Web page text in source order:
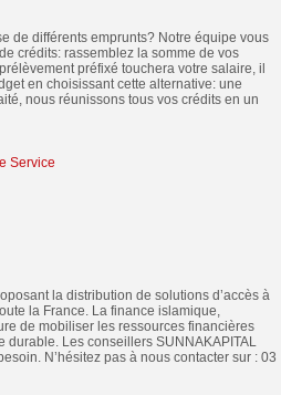
de différents emprunts? Notre équipe vous
crédits: rassemblez la somme de vos
préfixé touchera votre salaire, il
en choisissant cette alternative: une
nous réunissons tous vos crédits en un
Service
la distribution de solutions d’accès à
la France. La finance islamique,
de mobiliser les ressources financières
durable. Les conseillers SUNNAKAPITAL
N’hésitez pas à nous contacter sur : 03